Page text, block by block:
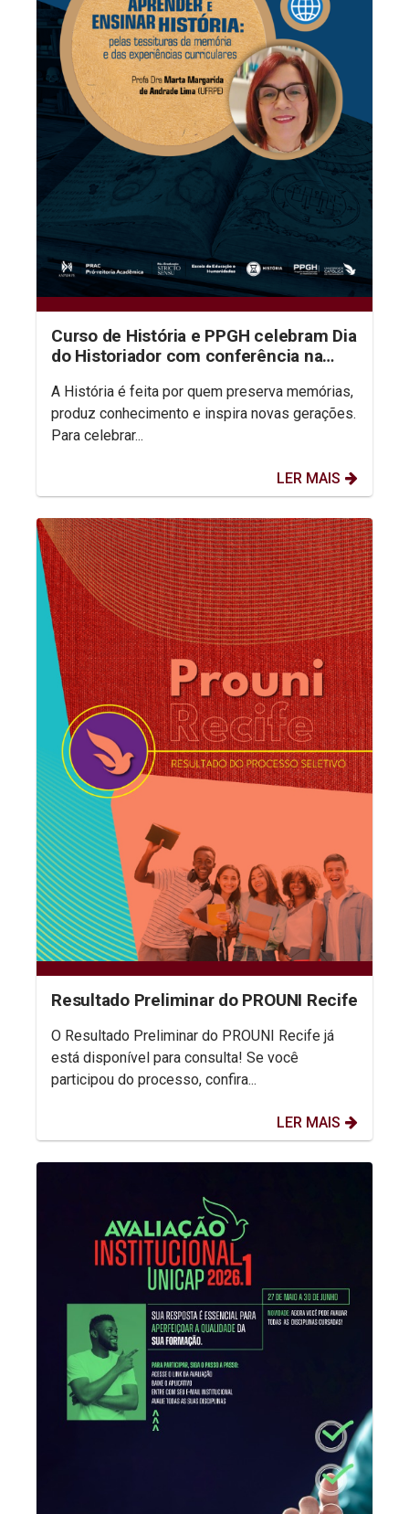
Curso de História e PPGH celebram Dia
do Historiador com conferência na
A História é feita por quem preserva memórias,
produz conhecimento e inspira novas gerações.
Para celebrar...
LER MAIS
Resultado Preliminar do PROUNI Recife
O Resultado Preliminar do PROUNI Recife já
está disponível para consulta! Se você
participou do processo, confira...
LER MAIS